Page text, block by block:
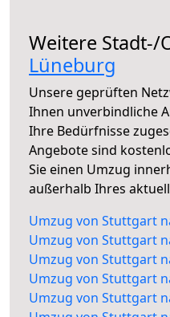
Weitere Stadt-/
Lüneburg
Unsere geprüften
Ihnen unverbindliche
Ihre Bedürfnisse
Angebote sind
Sie einen Umzug
außerhalb Ihres
Umzug von Stuttgart
Umzug von Stuttgart
Umzug von Stuttgart
Umzug von Stuttgart
Umzug von Stuttgart